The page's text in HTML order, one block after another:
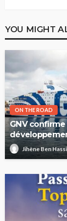
YOU MIGHT
ON THE ROAD
GNV
l’Italie et la
Jihène Ben